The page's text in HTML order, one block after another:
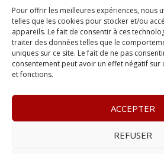
Pour offrir les meilleures expériences, nous
telles que les cookies pour stocker et/ou
appareils. Le fait de consentir à ces
traiter des données telles que le
uniques sur ce site. Le fait de ne pas
consentement peut avoir un effet négatif
et fonctions.
ACCEPTER
REFUSER
– www.lelegis.fr –